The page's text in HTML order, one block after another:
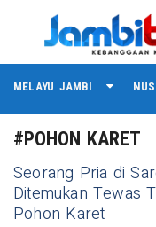
MELAYU JAMBI
#POHON KARET
Seorang Pria di
Ditemukan Tewas
Pohon Karet